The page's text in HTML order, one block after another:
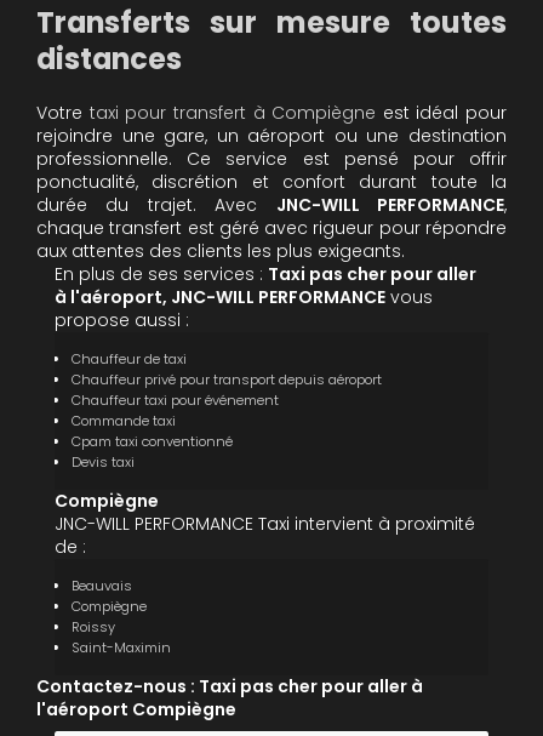
Transferts sur mesure toutes
distances
Votre taxi pour transfert à Compiègne est idéal pour
rejoindre une gare, un aéroport ou une destination
professionnelle. Ce service est pensé pour offrir
ponctualité, discrétion et confort durant toute la
durée du trajet. Avec JNC-WILL PERFORMANCE,
chaque transfert est géré avec rigueur pour répondre
aux attentes des clients les plus exigeants.
En plus de ses services : Taxi pas cher pour aller
à l'aéroport, JNC-WILL PERFORMANCE vous
propose aussi :
Chauffeur de taxi
Chauffeur privé pour transport depuis aéroport
Chauffeur taxi pour événement
Commande taxi
Cpam taxi conventionné
Devis taxi
Compiègne
JNC-WILL PERFORMANCE Taxi intervient à proximité
de :
Beauvais
Compiègne
Roissy
Saint-Maximin
Contactez-nous : Taxi pas cher pour aller à
l'aéroport Compiègne